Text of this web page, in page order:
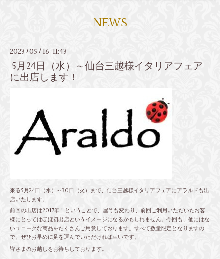
NEWS
2023 / 05 / 16 11:43
5月24日（水）～仙台三越様イタリアフェア
に出店します！
来る5月24日（水）～30日（火）まで、仙台三越様イタリアフェアにアラルドも出
店いたします。
前回の出店は2017年！ということで、屋号も変わり、前回ご利用いただいたお客
様にとってはほぼ初出店というイメージになるかもしれません。今回も、他にはな
いユニークな商品をたくさんご用意しております。すべて数量限定となりますの
で、ぜひお早めに足を運んでいただければ幸いです。
皆さまのお越しをお待ちしております。